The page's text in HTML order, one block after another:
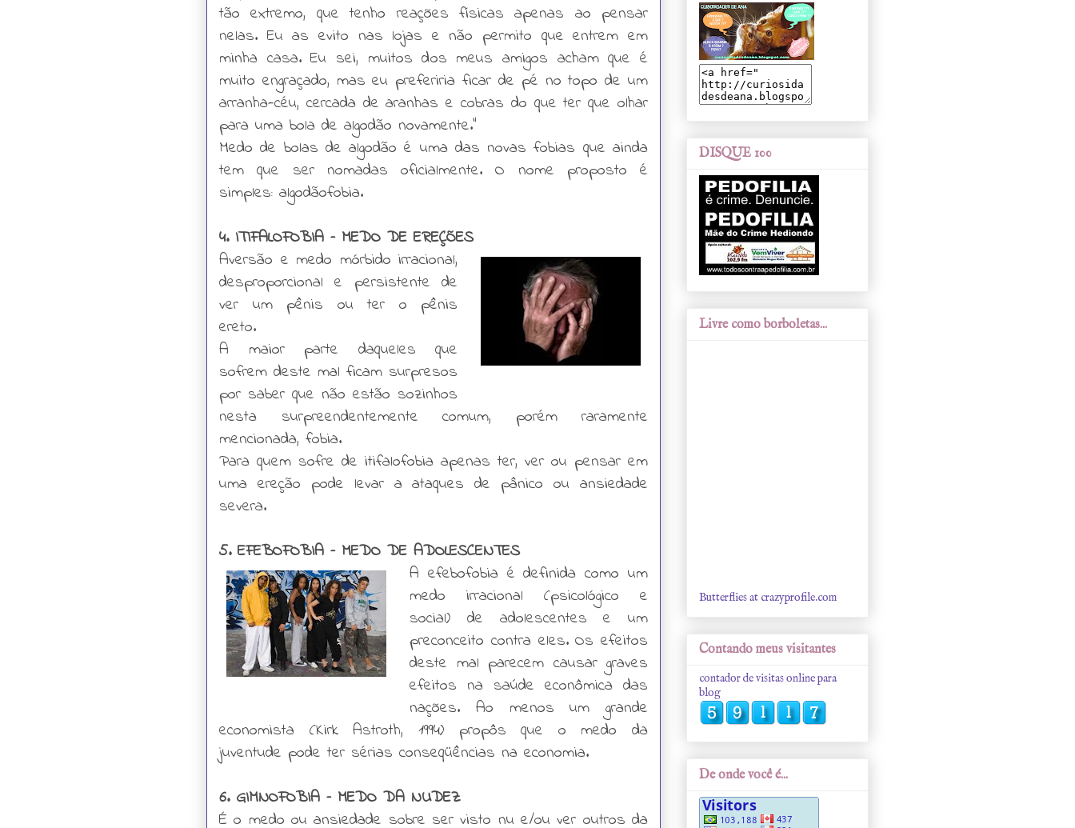
tão extremo, que tenho reações físicas apenas ao pensar
nelas. Eu as evito nas lojas e não permito que entrem em
minha casa. Eu sei, muitos dos meus amigos acham que é
muito engraçado, mas eu preferiria ficar de pé no topo de um
arranha-céu, cercada de aranhas e cobras do que ter que olhar
para uma bola de algodão novamente.”
Medo de bolas de algodão é uma das novas fobias que ainda
tem que ser nomadas oficialmente. O nome proposto é
simples: algodãofobia.
4. ITIFALOFOBIA – MEDO DE EREÇÕES
Aversão e medo mórbido irracional,
desproporcional e persistente de
ver um pênis ou ter o pênis
ereto.
A maior parte daqueles que
sofrem deste mal ficam surpresos
por saber que não estão sozinhos
nesta surpreendentemente comum, porém raramente
mencionada, fobia.
Para quem sofre de itifalofobia apenas ter, ver ou pensar em
uma ereção pode levar a ataques de pânico ou ansiedade
severa.
5. EFEBOFOBIA – MEDO DE ADOLESCENTES
A efebofobia é definida como um
medo irracional (psicológico e
social) de adolescentes e um
preconceito contra eles. Os efeitos
deste mal parecem causar graves
efeitos na saúde econômica das
nações. Ao menos um grande
economista (Kirk Astroth, 1994) propôs que o medo da
juventude pode ter sérias conseqüências na economia.
6. GIMNOFOBIA – MEDO DA NUDEZ
É o medo ou ansiedade sobre ser visto nu e/ou ver outros da
DISQUE 100
Livre como borboletas...
Butterflies at crazyprofile.com
Contando meus visitantes
contador de visitas online para
blog
De onde você é...